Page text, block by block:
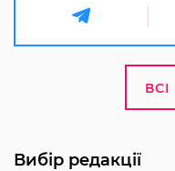
Вибір редакції